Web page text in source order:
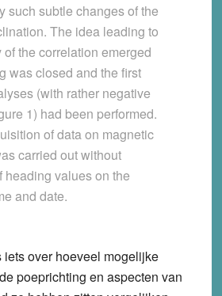
such subtle changes of the
The idea leading to
the correlation emerged
was closed and the first
(with rather negative
1) had been performed.
of data on magnetic
carried out without
heading values on the
and date.
over hoeveel mogelijke
poeprichting en aspecten van